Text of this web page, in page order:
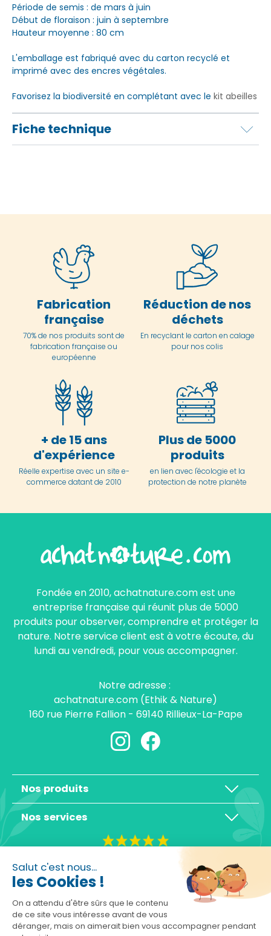
Salut c'est nous...
les Cookies !
On a attendu d'être sûrs que le contenu
de ce site vous intéresse avant de vous
déranger, mais on aimerait bien vous accompagner pendant
Période de semis : de mars à juin
Début de floraison : juin à septembre
Hauteur moyenne : 80 cm
L'emballage est fabriqué avec du carton recyclé et
imprimé avec des encres végétales.
Favorisez la biodiversité en complétant avec le kit abeilles
Fiche technique
Fabrication
française
70% de nos produits sont de
fabrication française ou
européenne
Réduction de nos
déchets
En recyclant le carton en calage
pour nos colis
+ de 15 ans
d'expérience
Réelle expertise avec un site e-
commerce datant de 2010
Plus de 5000
produits
en lien avec l'écologie et la
protection de notre planète
Fondée en 2010, achatnature.com est une
entreprise française qui réunit plus de 5000
produits pour observer, comprendre et protéger la
nature. Notre service client est à votre écoute, du
lundi au vendredi, pour vous accompagner.
Notre adresse :
achatnature.com (Ethik & Nature)
160 rue Pierre Fallion - 69140 Rillieux-La-Pape
Nos produits
Nos services